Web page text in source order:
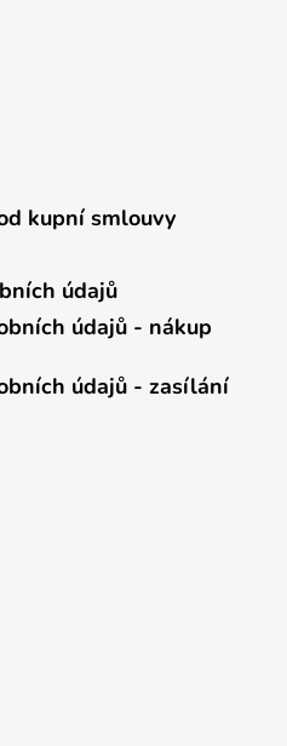
kupní smlouvy
údajů
údajů - nákup
údajů - zasílání